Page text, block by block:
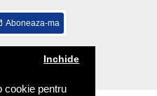
cookie pentru
Inchide
Aboneaza-ma